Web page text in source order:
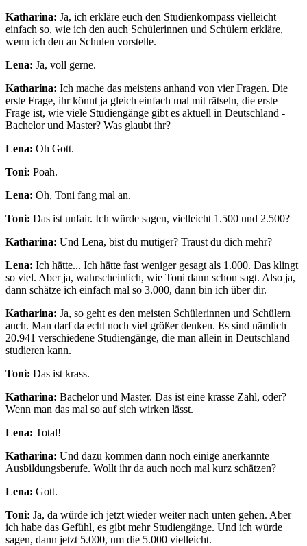
Katharina: Ja, ich erkläre euch den Studienkompass vielleicht
einfach so, wie ich den auch Schülerinnen und Schülern erkläre,
wenn ich den an Schulen vorstelle.
Lena: Ja, voll gerne.
Katharina: Ich mache das meistens anhand von vier Fragen. Die
erste Frage, ihr könnt ja gleich einfach mal mit rätseln, die erste
Frage ist, wie viele Studiengänge gibt es aktuell in Deutschland -
Bachelor und Master? Was glaubt ihr?
Lena: Oh Gott.
Toni: Poah.
Lena: Oh, Toni fang mal an.
Toni: Das ist unfair. Ich würde sagen, vielleicht 1.500 und 2.500?
Katharina: Und Lena, bist du mutiger? Traust du dich mehr?
Lena: Ich hätte... Ich hätte fast weniger gesagt als 1.000. Das klingt
so viel. Aber ja, wahrscheinlich, wie Toni dann schon sagt. Also ja,
dann schätze ich einfach mal so 3.000, dann bin ich über dir.
Katharina: Ja, so geht es den meisten Schülerinnen und Schülern
auch. Man darf da echt noch viel größer denken. Es sind nämlich
20.941 verschiedene Studiengänge, die man allein in Deutschland
studieren kann.
Toni: Das ist krass.
Katharina: Bachelor und Master. Das ist eine krasse Zahl, oder?
Wenn man das mal so auf sich wirken lässt.
Lena: Total!
Katharina: Und dazu kommen dann noch einige anerkannte
Ausbildungsberufe. Wollt ihr da auch noch mal kurz schätzen?
Lena: Gott.
Toni: Ja, da würde ich jetzt wieder weiter nach unten gehen. Aber
ich habe das Gefühl, es gibt mehr Studiengänge. Und ich würde
sagen, dann jetzt 5.000, um die 5.000 vielleicht.